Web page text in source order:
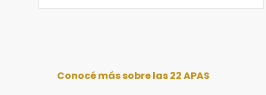
Conocé más sobre las 22 APAS